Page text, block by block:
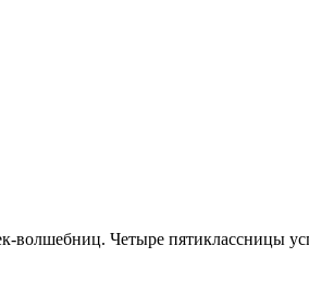
Четыре пятиклассницы